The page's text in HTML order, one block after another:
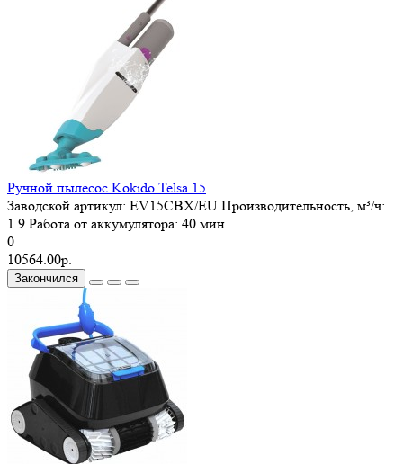
Ручной пылесос Kokido Telsa 15
Заводской артикул: EV15CBX/EU Производительность, м³/ч:
1.9 Работа от аккумулятора: 40 мин
0
10564.00р.
Закончился